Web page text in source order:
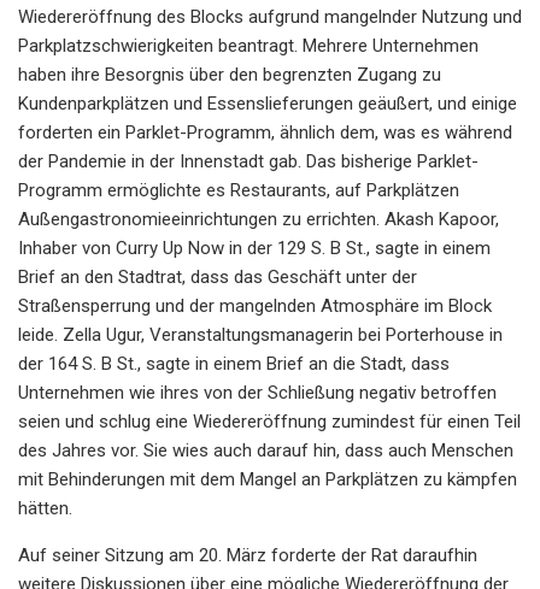
Wiedereröffnung des Blocks aufgrund mangelnder Nutzung und
Parkplatzschwierigkeiten beantragt. Mehrere Unternehmen
haben ihre Besorgnis über den begrenzten Zugang zu
Kundenparkplätzen und Essenslieferungen geäußert, und einige
forderten ein Parklet-Programm, ähnlich dem, was es während
der Pandemie in der Innenstadt gab. Das bisherige Parklet-
Programm ermöglichte es Restaurants, auf Parkplätzen
Außengastronomieeinrichtungen zu errichten. Akash Kapoor,
Inhaber von Curry Up Now in der 129 S. B St., sagte in einem
Brief an den Stadtrat, dass das Geschäft unter der
Straßensperrung und der mangelnden Atmosphäre im Block
leide. Zella Ugur, Veranstaltungsmanagerin bei Porterhouse in
der 164 S. B St., sagte in einem Brief an die Stadt, dass
Unternehmen wie ihres von der Schließung negativ betroffen
seien und schlug eine Wiedereröffnung zumindest für einen Teil
des Jahres vor. Sie wies auch darauf hin, dass auch Menschen
mit Behinderungen mit dem Mangel an Parkplätzen zu kämpfen
hätten.
Auf seiner Sitzung am 20. März forderte der Rat daraufhin
weitere Diskussionen über eine mögliche Wiedereröffnung der